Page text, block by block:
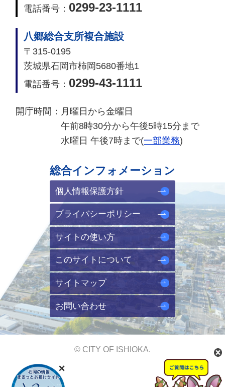
電話番号： 0299-23-1111
八郷総合支所複合施設
〒315-0195
茨城県石岡市柿岡5680番地1
電話番号： 0299-43-1111
開庁時間： 月曜日から金曜日
午前8時30分から午後5時15分まで
水曜日 午後7時まで(一部業務)
総合インフォメーション
個人情報保護方針
プライバシーポリシー
サイトの使い方
このサイトについて
サイトマップ
お問い合わせ
© CITY OF ISHIOKA.